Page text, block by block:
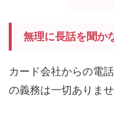
無理に長話を聞か
カード会社からの電
の義務は一切ありませ